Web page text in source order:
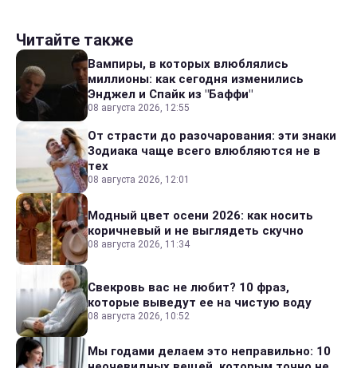
Читайте также
Вампиры, в которых влюблялись
миллионы: как сегодня изменились
Энджел и Спайк из "Баффи"
08 августа 2026, 12:55
От страсти до разочарования: эти знаки
Зодиака чаще всего влюбляются не в
тех
08 августа 2026, 12:01
Модный цвет осени 2026: как носить
коричневый и не выглядеть скучно
08 августа 2026, 11:34
Свекровь вас не любит? 10 фраз,
которые выведут ее на чистую воду
08 августа 2026, 10:52
Мы годами делаем это неправильно: 10